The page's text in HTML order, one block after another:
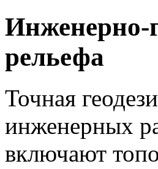
Инженерно-
рельефа
Точная
инженерных
включают